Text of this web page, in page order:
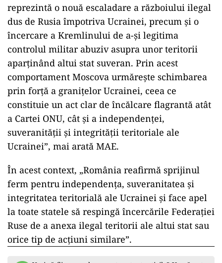
reprezintă o nouă escaladare a războiului ilegal
dus de Rusia împotriva Ucrainei, precum şi o
încercare a Kremlinului de a-şi legitima
controlul militar abuziv asupra unor teritorii
aparţinând altui stat suveran. Prin acest
comportament Moscova urmăreşte schimbarea
prin forţă a graniţelor Ucrainei, ceea ce
constituie un act clar de încălcare flagrantă atât
a Cartei ONU, cât şi a independenţei,
suveranităţii şi integrităţii teritoriale ale
Ucrainei”, mai arată MAE.
În acest context, „România reafirmă sprijinul
ferm pentru independenţa, suveranitatea şi
integritatea teritorială ale Ucrainei şi face apel
la toate statele să respingă încercările Federaţiei
Ruse de a anexa ilegal teritorii ale altui stat sau
orice tip de acţiuni similare”.